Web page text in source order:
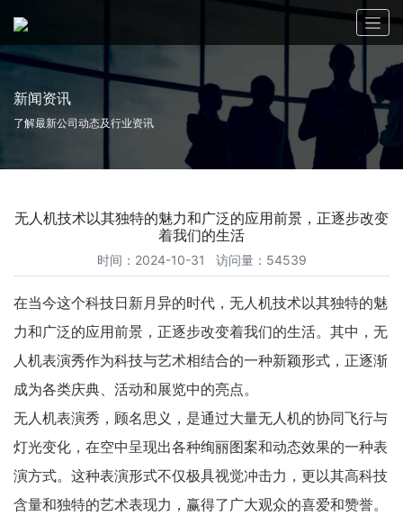
新闻资讯
了解最新公司动态及行业资讯
无人机技术以其独特的魅力和广泛的应用前景，正逐步改变
着我们的生活
时间：2024-10-31 访问量：54539
在当今这个科技日新月异的时代，无人机技术以其独特的魅
力和广泛的应用前景，正逐步改变着我们的生活。其中，无
人机表演秀作为科技与艺术相结合的一种新颖形式，正逐渐
成为各类庆典、活动和展览中的亮点。
无人机表演秀，顾名思义，是通过大量无人机的协同飞行与
灯光变化，在空中呈现出各种绚丽图案和动态效果的一种表
演方式。这种表演形式不仅极具视觉冲击力，更以其高科技
含量和独特的艺术表现力，赢得了广大观众的喜爱和赞誉。